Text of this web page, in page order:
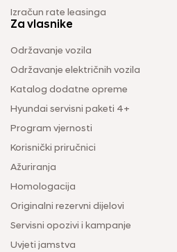
Izračun rate leasinga
Za vlasnike
Održavanje vozila
Održavanje električnih vozila
Katalog dodatne opreme
Hyundai servisni paketi 4+
Program vjernosti
Korisnički priručnici
Ažuriranja
Homologacija
Originalni rezervni dijelovi
Servisni opozivi i kampanje
Uvjeti jamstva